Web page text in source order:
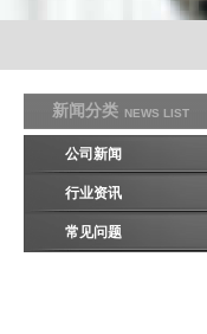
新闻分类 NEWS LIST
公司新闻
行业资讯
常见问题